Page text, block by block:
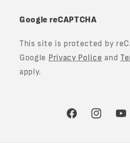
Google reCAPTCHA
This site is protected by
Google Privacy Police and
apply.
FacebookInstagram